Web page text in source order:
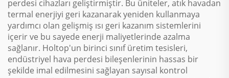
perdesi cihazları geliştirmiştir. Bu üniteler, atık havadan
termal enerjiyi geri kazanarak yeniden kullanmaya
yardımcı olan gelişmiş ısı geri kazanım sistemlerini
içerir ve bu sayede enerji maliyetlerinde azalma
sağlanır. Holtop'un birinci sınıf üretim tesisleri,
endüstriyel hava perdesi bileşenlerinin hassas bir
şekilde imal edilmesini sağlayan sayısal kontrol